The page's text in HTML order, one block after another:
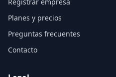
Planes y precios
Preguntas frecuentes
Contacto